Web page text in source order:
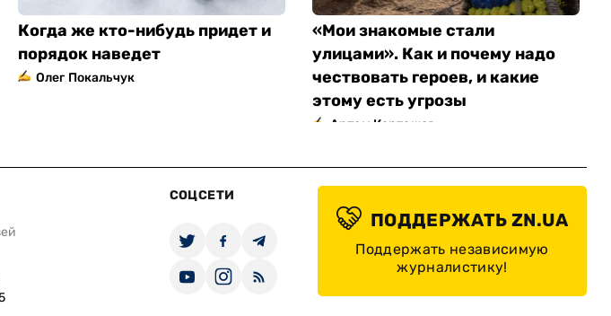
Когда же кто-нибудь придет и
порядок наведет
Олег Покальчук
«Мои знакомые стали
улицами». Как и почему надо
чествовать героев, и какие
этому есть угрозы
Артем Карташов
СОЦСЕТИ
ПОДДЕРЖАТЬ ZN.UA
Поддержать независимую
журналистику!